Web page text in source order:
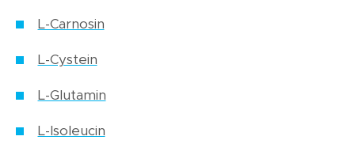
L-Carnosin
L-Cystein
L-Glutamin
L-Isoleucin